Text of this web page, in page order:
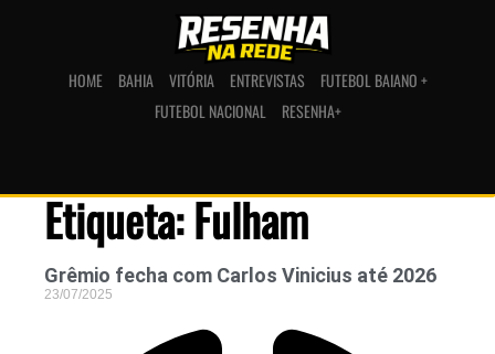
HOME BAHIA VITÓRIA ENTREVISTAS
FUTEBOL BAIANO +
FUTEBOL NACIONAL
RESENHA+
Etiqueta: Fulham
Grêmio fecha com Carlos Vinicius até 2026
23/07/2025